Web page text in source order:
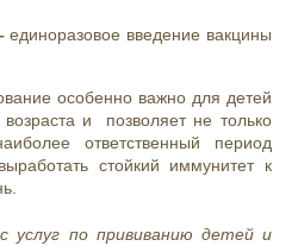
единоразовое введение вакцины
особенно важно для детей
и позволяет не только
ответственный период
стойкий иммунитет к
услуг по прививанию детей и